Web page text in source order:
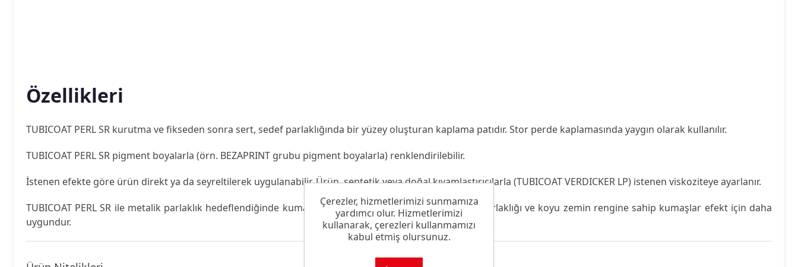
Özellikleri
TUBICOAT PERL SR kurutma ve fikseden sonra sert, sedef parlaklığında bir yüzey oluşturan kaplama patıdır. Stor perde kaplamasında yaygın olarak kullanılır.
TUBICOAT PERL SR pigment boyalarla (örn. BEZAPRINT grubu pigment boyalarla) renklendirilebilir.
İstenen efekte göre ürün direkt ya da seyreltilerek uygulanabilir. Ürün, sentetik veya doğal kıvamlaştırıcılarla (TUBICOAT VERDICKER LP) istenen viskoziteye ayarlanır.
TUBICOAT PERL SR ile metalik parlaklık hedeflendiğinde kumaş kalitesi çok önemlidir. Yüksek yüzey parlaklığı ve koyu zemin rengine sahip kumaşlar efekt için daha
uygundur.
Çerezler, hizmetlerimizi sunmamıza
yardımcı olur. Hizmetlerimizi
kullanarak, çerezleri kullanmamızı
kabul etmiş olursunuz.